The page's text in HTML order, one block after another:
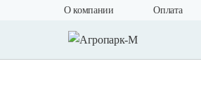
О компании Оплата